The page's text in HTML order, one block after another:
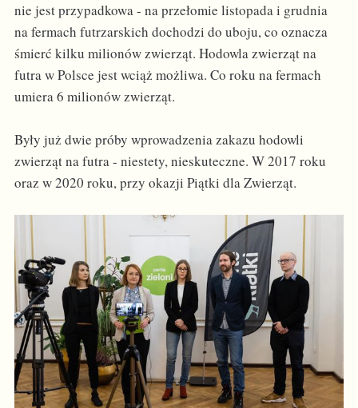
nie jest przypadkowa - na przełomie listopada i grudnia
na fermach futrzarskich dochodzi do uboju, co oznacza
śmierć kilku milionów zwierząt. Hodowla zwierząt na
futra w Polsce jest wciąż możliwa. Co roku na fermach
umiera 6 milionów zwierząt.
Były już dwie próby wprowadzenia zakazu hodowli
zwierząt na futra - niestety, nieskuteczne. W 2017 roku
oraz w 2020 roku, przy okazji Piątki dla Zwierząt.